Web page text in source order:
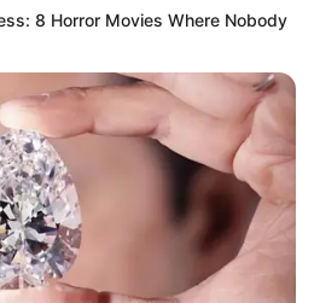
ส้นลายมือจะเป็นแบบนี้
8 Horror Movies Where Nobody